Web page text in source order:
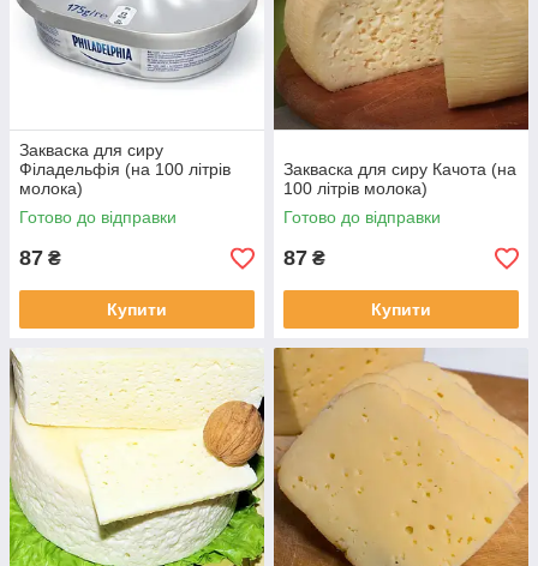
Закваска для сиру
Філадельфія (на 100 літрів
молока)
Готово до відправки
87 ₴
Купити
Закваска для сиру Качота (на
100 літрів молока)
Готово до відправки
87 ₴
Купити